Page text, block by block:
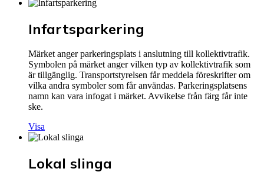
Infartsparkering
Märket anger parkeringsplats i anslutning till kollektivtrafik.
Symbolen på märket anger vilken typ av kollektivtrafik som
är tillgänglig. Transportstyrelsen får meddela föreskrifter om
vilka andra symboler som får användas. Parkeringsplatsens
namn kan vara infogat i märket. Avvikelse från färg får inte
ske.
Visa
Lokal slinga